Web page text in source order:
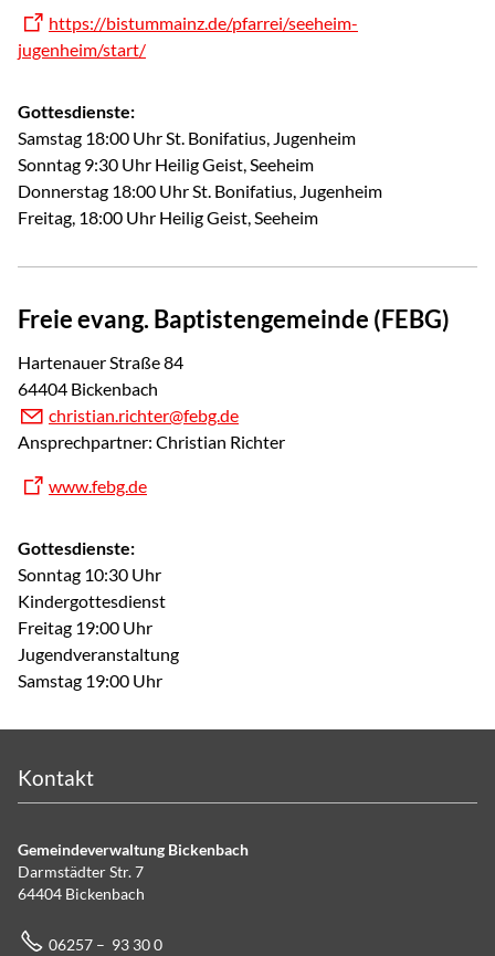
https://bistummainz.de/pfarrei/seeheim-
jugenheim/start/
Gottesdienste:
Samstag 18:00 Uhr St. Bonifatius, Jugenheim
Sonntag 9:30 Uhr Heilig Geist, Seeheim
Donnerstag 18:00 Uhr St. Bonifatius, Jugenheim
Freitag, 18:00 Uhr Heilig Geist, Seeheim
Freie evang. Baptistengemeinde (FEBG)
Hartenauer Straße 84
64404 Bickenbach
christian.richter@febg.de
Ansprechpartner: Christian Richter
www.febg.de
Gottesdienste:
Sonntag 10:30 Uhr
Kindergottesdienst
Freitag 19:00 Uhr
Jugendveranstaltung
Samstag 19:00 Uhr
Kontakt
Gemeindeverwaltung Bickenbach
Darmstädter Str. 7
64404 Bickenbach
06257 – 93 30 0